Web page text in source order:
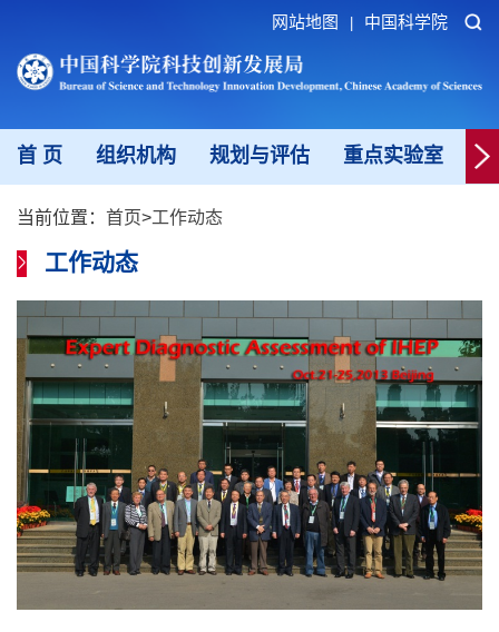
网站地图 中国科学院
首 页 组织机构 规划与评估 重点实验室
当前位置： 首页>工作动态
工作动态